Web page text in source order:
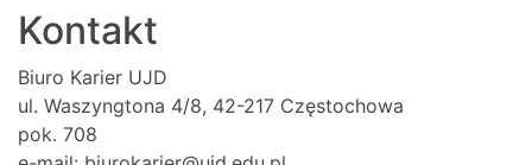
Kontakt
Biuro Karier UJD
ul. Waszyngtona 4/8, 42-217 Częstochowa
pok. 708